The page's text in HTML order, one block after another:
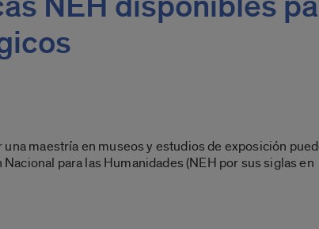
maestría en museos y estudios de exposición
para las Humanidades (NEH por sus siglas en